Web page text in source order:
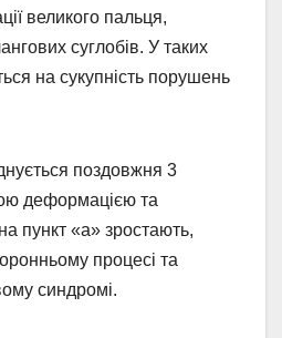
великого пальця,
суглобів. У таких
на сукупність порушень
поздовжня 3
деформацією та
пункт «а» зростають,
процесі та
синдромі.